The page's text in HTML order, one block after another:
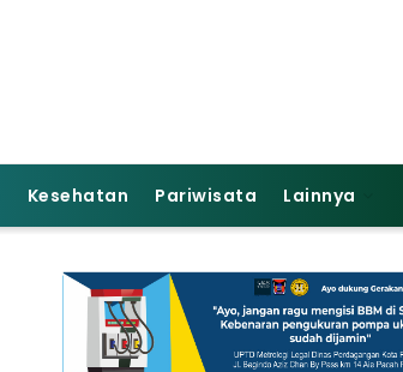
Kesehatan Pariwisata Lainnya